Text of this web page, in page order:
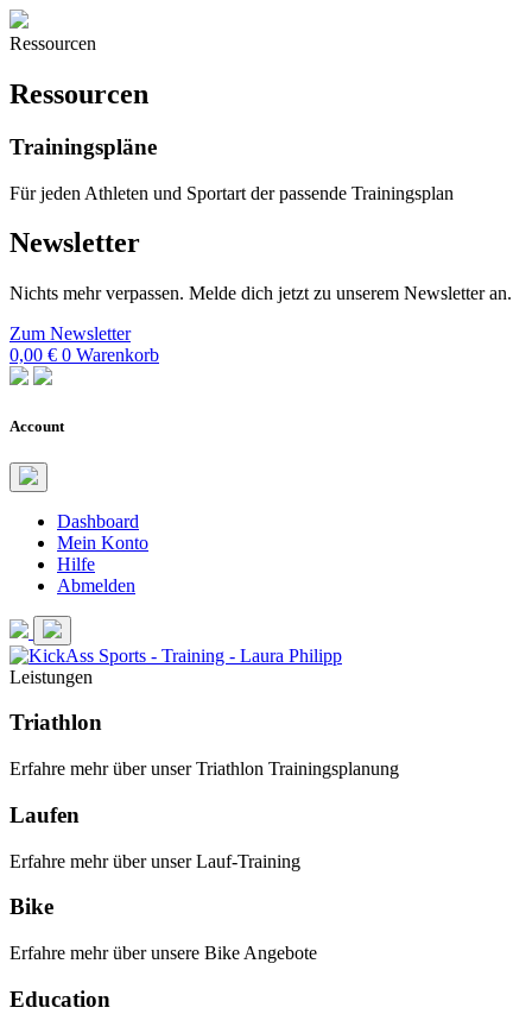
Ressourcen
Ressourcen
Trainingspläne
Für jeden Athleten und Sportart der passende Trainingsplan
Newsletter
Nichts mehr verpassen. Melde dich jetzt zu unserem Newsletter an.
Zum Newsletter
0,00 € 0 Warenkorb
Account
Dashboard
Mein Konto
Hilfe
Abmelden
Leistungen
Triathlon
Erfahre mehr über unser Triathlon Trainingsplanung
Laufen
Erfahre mehr über unser Lauf-Training
Bike
Erfahre mehr über unsere Bike Angebote
Education